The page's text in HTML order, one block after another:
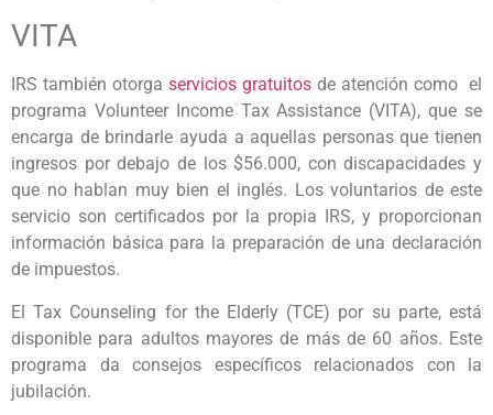
VITA
IRS también otorga servicios gratuitos de atención como el
programa Volunteer Income Tax Assistance (VITA), que se
encarga de brindarle ayuda a aquellas personas que tienen
ingresos por debajo de los $56.000, con discapacidades y
que no hablan muy bien el inglés. Los voluntarios de este
servicio son certificados por la propia IRS, y proporcionan
información básica para la preparación de una declaración
de impuestos.
El Tax Counseling for the Elderly (TCE) por su parte, está
disponible para adultos mayores de más de 60 años. Este
programa da consejos específicos relacionados con la
jubilación.